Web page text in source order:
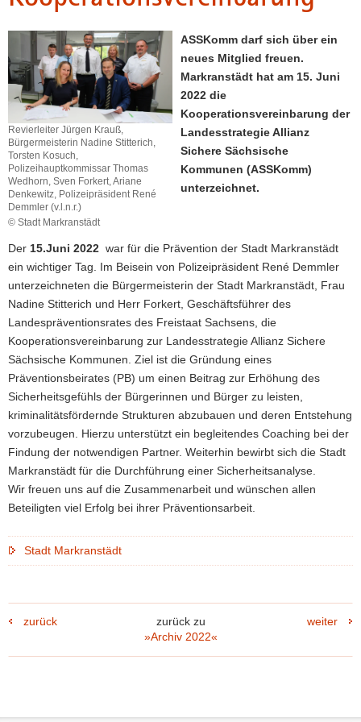
g
a
i
o
n
Revierleiter Jürgen Krauß,
Bürgermeisterin Nadine Stitterich,
Torsten Kosuch,
Polizeihauptkommissar Thomas
Wedhorn, Sven Forkert, Ariane
Denkewitz, Polizeipräsident René
Demmler (v.l.n.r.)
© Stadt Markranstädt
ASSKomm darf sich über ein
neues Mitglied freuen.
Markranstädt hat am 15. Juni
2022 die
Kooperationsvereinbarung der
Landesstrategie Allianz
Sichere Sächsische
Kommunen (ASSKomm)
unterzeichnet.
Der 15.Juni 2022 war für die Prävention der Stadt Markranstädt
ein wichtiger Tag. Im Beisein von Polizeipräsident René Demmler
unterzeichneten die Bürgermeisterin der Stadt Markranstädt, Frau
Nadine Stitterich und Herr Forkert, Geschäftsführer des
Landespräventionsrates des Freistaat Sachsens, die
Kooperationsvereinbarung zur Landesstrategie Allianz Sichere
Sächsische Kommunen. Ziel ist die Gründung eines
Präventionsbeirates (PB) um einen Beitrag zur Erhöhung des
Sicherheitsgefühls der Bürgerinnen und Bürger zu leisten,
kriminalitätsfördernde Strukturen abzubauen und deren Entstehung
vorzubeugen. Hierzu unterstützt ein begleitendes Coaching bei der
Findung der notwendigen Partner. Weiterhin bewirbt sich die Stadt
Markranstädt für die Durchführung einer Sicherheitsanalyse.
Wir freuen uns auf die Zusammenarbeit und wünschen allen
Beteiligten viel Erfolg bei ihrer Präventionsarbeit.
Stadt Markranstädt
zurück
zurück zu
»Archiv 2022«
weiter